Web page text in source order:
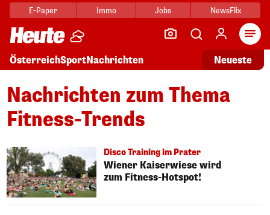
E-Paper Immo Jobs NewsFlix
ÖsterreichSportNachrichten Neueste
Nachrichten zum Thema
Fitness-Trends
Disco Training im Prater
Wiener Kaiserwiese wird
zum Fitness-Hotspot!